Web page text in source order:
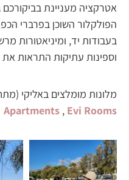
אטרקציה מעניינת בביקורכם
הפולקלור השוכן בפרברי
בעבודות יד, ומיניאטורות
וספינות עתיקות התראות
מלונות מומלצים באליקי (מתחת ל1000 ש"ח
Apartments , Evi Rooms